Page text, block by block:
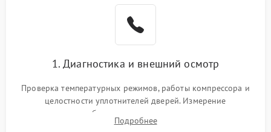
1. Диагностика и внешний осмотр
Проверка температурных режимов, работы компрессора и
целостности уплотнителей дверей. Измерение
сопротивления обмоток мотора, проверка термостата и
считывание кодов ошибок с электронного дисплея.
Подробнее